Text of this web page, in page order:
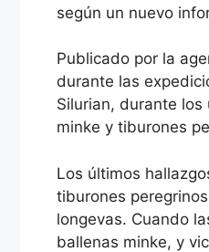
según un nuevo
Publicado por la
durante las
Silurian, durante
minke y tiburones
Los últimos
tiburones
longevas. Cuando
ballenas minke, y